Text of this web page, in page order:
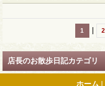
1 | 2
店長のお散歩日記カテゴリ
ホーム |